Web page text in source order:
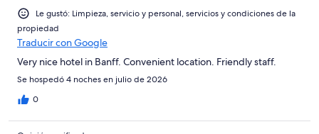
Le gustó: Limpieza, servicio y personal, servicios y condiciones de la
propiedad
Traducir con Google
Very nice hotel in Banff. Convenient location. Friendly staff.
Se hospedó 4 noches en julio de 2026
0